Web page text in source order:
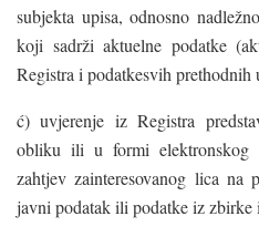
subjekta upisa, odnosno
koji sadrži aktuelne podatke
Registra i podatkesvih prethodnih
ć) uvjerenje iz Registra
obliku ili u formi elektronskog
zahtjev zainteresovanog lica na
javni podatak ili podatke iz zbirke